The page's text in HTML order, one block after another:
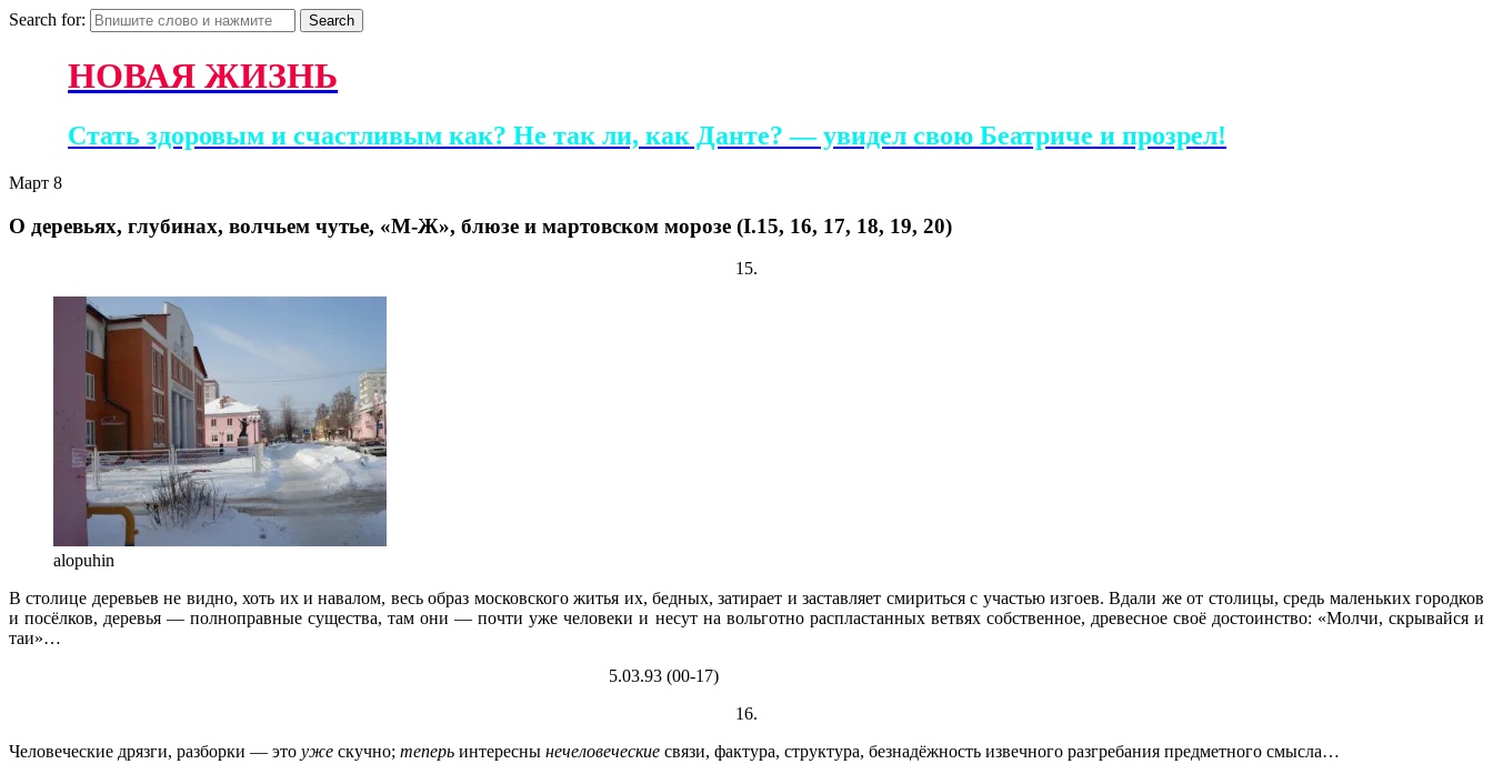
Search for:
НОВАЯ ЖИЗНЬ
Стать здоровым и счастливым как? Не так ли, как Данте? — увидел свою Беатриче и прозрел!
Март 8
О деревьях, глубинах, волчьем чутье, «М-Ж», блюзе и мартовском морозе (I.15, 16, 17, 18, 19, 20)
15.
alopuhin
В столице деревьев не видно, хоть их и навалом, весь образ московского житья их, бедных, затирает и заставляет смириться с участью изгоев. Вдали же от столицы, средь маленьких городков
и посёлков, деревья — полноправные существа, там они — почти уже человеки и несут на вольготно распластанных ветвях собственное, древесное своё достоинство: «Молчи, скрывайся и
таи»…
5.03.93 (00-17)
16.
Человеческие дрязги, разборки — это уже скучно; теперь интересны нечеловеческие связи, фактура, структура, безнадёжность извечного разгребания предметного смысла…